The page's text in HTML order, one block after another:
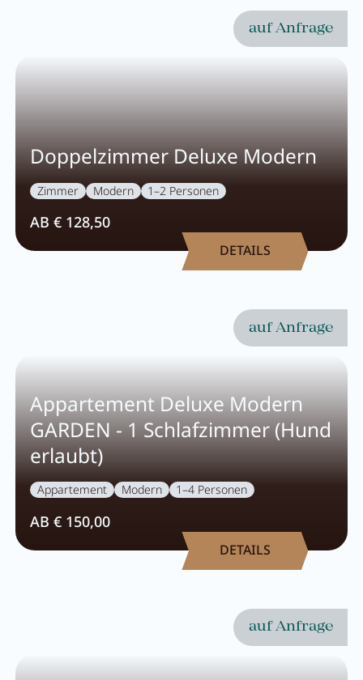
Wellness im Überblick
DaySPA
Saunawelten
Behandlungen
Lounge
Doppelzimmer Deluxe Modern
auf Anfrage
Zimmer Modern 1–2 Personen
AB € 128,50
DETAILS
Appartement Deluxe Modern
GARDEN - 1 Schlafzimmer (Hund
erlaubt)
auf Anfrage
Appartement Modern 1–4 Personen
AB € 150,00
DETAILS
auf Anfrage